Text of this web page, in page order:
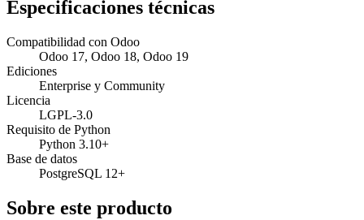
Especificaciones técnicas
Compatibilidad con Odoo
Odoo 17, Odoo 18, Odoo 19
Ediciones
Enterprise y Community
Licencia
LGPL-3.0
Requisito de Python
Python 3.10+
Base de datos
PostgreSQL 12+
Sobre este producto